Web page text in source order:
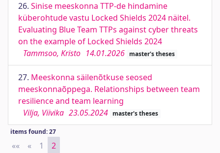
26. Sinise meeskonna TTP-de hindamine
küberohtude vastu Locked Shields 2024 näitel.
Evaluating Blue Team TTPs against cyber threats
on the example of Locked Shields 2024
Tammsoo, Kristo 14.01.2026 master's theses
27. Meeskonna säilenõtkuse seosed
meeskonnaõppega. Relationships between team
resilience and team learning
Vilja, Viivika 23.05.2024 master's theses
items found: 27
«« First
« Previous
1 2